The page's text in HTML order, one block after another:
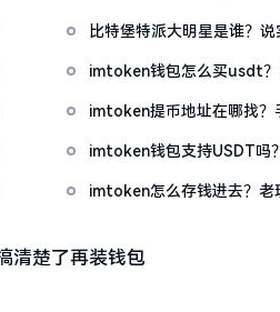
比特堡特派大明星是谁？
imtoken钱包怎么买usdt？
imtoken提币地址在哪找？
imtoken钱包支持USDT吗
imtoken怎么存钱进去？老
清楚了再装钱包